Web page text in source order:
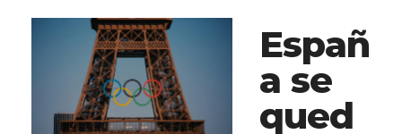
Españ
a se
qued